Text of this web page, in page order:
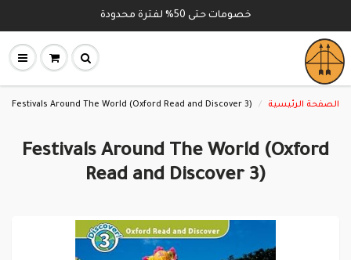
خصومات حتى 50% لفترة محدودة
الصفحة الرئيسية Festivals Around The World (Oxford Read and Discover 3)
Festivals Around The World (Oxford
Read and Discover 3)